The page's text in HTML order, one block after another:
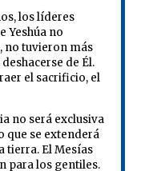
los líderes
Yeshúa no
no tuvieron más
de Él.
el sacrificio, el
no será exclusiva
que se extenderá
tierra. El Mesías
para los gentiles.